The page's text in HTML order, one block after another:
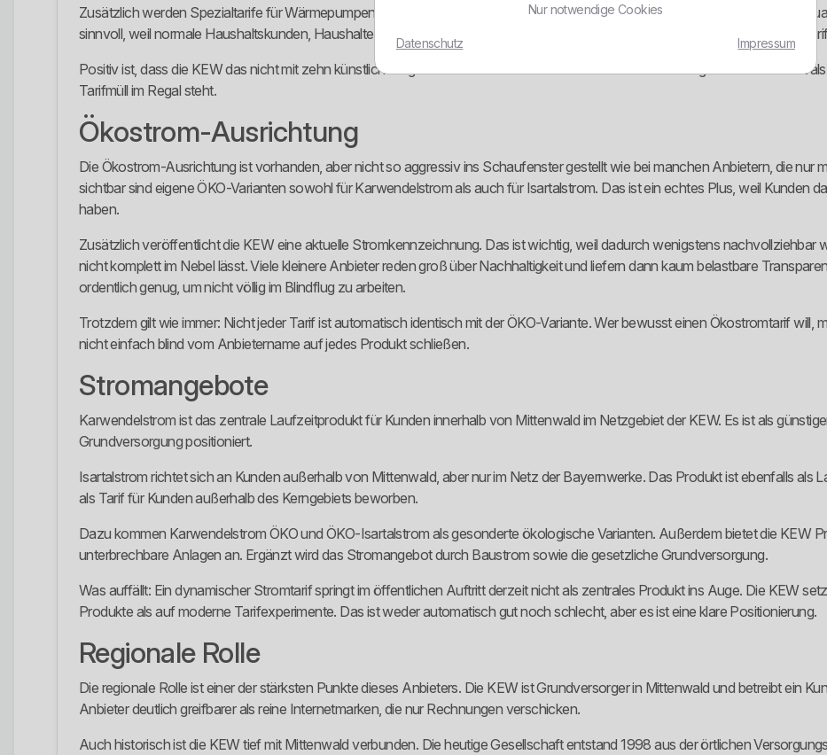
Zusätzlich werden Spezialtarife für Wärmepumpen, Nachtspeicher und unterbrechbare Anlagen angeboten. Für bestimmte
sinnvoll, weil normale Haushaltskunden, Haushalte mit Wärmepumpe und vorübergehende Baustellen eben nicht denselben
Positiv ist, dass die KEW das nicht mit zehn künstlich aufgeblasenen Fantasienamen zukleistert. Die Tariflogik ist eher schlicht
Tarifmüll im Regal steht.
Ökostrom-Ausrichtung
Die Ökostrom-Ausrichtung ist vorhanden, aber nicht so aggressiv ins Schaufenster gestellt wie bei manchen Anbietern, die nur
sichtbar sind eigene ÖKO-Varianten sowohl für Karwendelstrom als auch für Isartalstrom. Das ist ein echtes Plus, weil Kunden
haben.
Zusätzlich veröffentlicht die KEW eine aktuelle Stromkennzeichnung. Das ist wichtig, weil dadurch wenigstens nachvollziehbar
nicht komplett im Nebel lässt. Viele kleinere Anbieter reden groß über Nachhaltigkeit und liefern dann kaum belastbare
ordentlich genug, um nicht völlig im Blindflug zu arbeiten.
Trotzdem gilt wie immer: Nicht jeder Tarif ist automatisch identisch mit der ÖKO-Variante. Wer bewusst einen Ökostromtarif will,
nicht einfach blind vom Anbietername auf jedes Produkt schließen.
Stromangebote
Karwendelstrom ist das zentrale Laufzeitprodukt für Kunden innerhalb von Mittenwald im Netzgebiet der KEW. Es ist als
Grundversorgung positioniert.
Isartalstrom richtet sich an Kunden außerhalb von Mittenwald, aber nur im Netz der Bayernwerke. Das Produkt ist ebenfalls als
als Tarif für Kunden außerhalb des Kerngebiets beworben.
Dazu kommen Karwendelstrom ÖKO und ÖKO-Isartalstrom als gesonderte ökologische Varianten. Außerdem bietet die KEW
unterbrechbare Anlagen an. Ergänzt wird das Stromangebot durch Baustrom sowie die gesetzliche Grundversorgung.
Was auffällt: Ein dynamischer Stromtarif springt im öffentlichen Auftritt derzeit nicht als zentrales Produkt ins Auge. Die KEW
Produkte als auf moderne Tarifexperimente. Das ist weder automatisch gut noch schlecht, aber es ist eine klare Positionierung.
Regionale Rolle
Die regionale Rolle ist einer der stärksten Punkte dieses Anbieters. Die KEW ist Grundversorger in Mittenwald und betreibt ein
Anbieter deutlich greifbarer als reine Internetmarken, die nur Rechnungen verschicken.
Auch historisch ist die KEW tief mit Mittenwald verbunden. Die heutige Gesellschaft entstand 1998 aus der örtlichen
Nur notwendige Cookies
Datenschutz Impressum